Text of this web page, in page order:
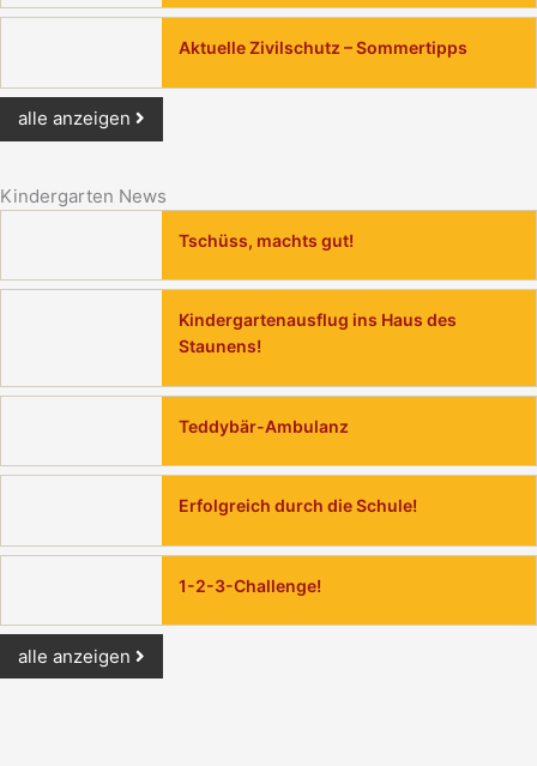
Aktuelle Zivilschutz – Sommertipps
alle anzeigen
Kindergarten News
Tschüss, machts gut!
Kindergartenausflug ins Haus des
Staunens!
Teddybär-Ambulanz
Erfolgreich durch die Schule!
1-2-3-Challenge!
alle anzeigen